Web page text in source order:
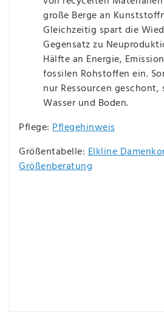
große Berge an
Gleichzeitig spart die
Gegensatz zu
Hälfte an Energie,
fossilen Rohstoffen ein.
nur Ressourcen
Wasser und Boden.
Pflege: Pflegehinweis
Größentabelle:Elkline
Größenberatung